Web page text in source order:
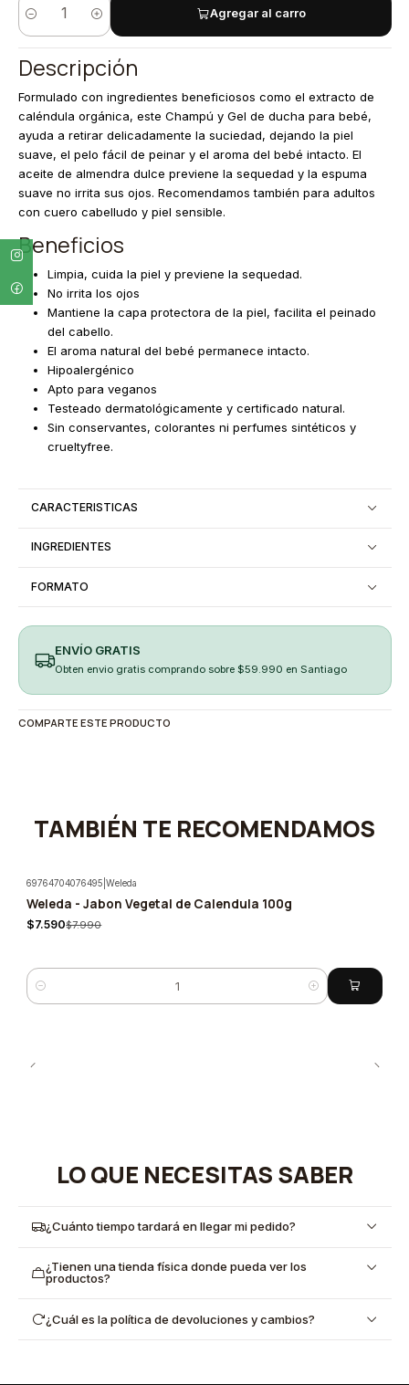
Cantidad
Agregar al carro
Descripción
Formulado con ingredientes beneficiosos como el extracto de
caléndula orgánica, este Champú y Gel de ducha para bebé,
ayuda a retirar delicadamente la suciedad, dejando la piel
suave, el pelo fácil de peinar y el aroma del bebé intacto. El
aceite de almendra dulce previene la sequedad y la espuma
suave no irrita sus ojos. Recomendamos también para adultos
con cuero cabelludo y piel sensible.
Beneficios
Limpia, cuida la piel y previene la sequedad.
No irrita los ojos
Mantiene la capa protectora de la piel, facilita el peinado
del cabello.
El aroma natural del bebé permanece intacto.
Hipoalergénico
Apto para veganos
Testeado dermatológicamente y certificado natural.
Sin conservantes, colorantes ni perfumes sintéticos y
crueltyfree.
CARACTERISTICAS
INGREDIENTES
FORMATO
ENVÍO GRATIS
Obten envio gratis comprando sobre $59.990 en Santiago
COMPARTE ESTE PRODUCTO
TAMBIÉN TE RECOMENDAMOS
-5%
69764704076495 |Weleda
Weleda - Jabon Vegetal de Calendula 100g
$7.590$7.990
Cantidad
LO QUE NECESITAS SABER
¿Cuánto tiempo tardará en llegar mi pedido?
¿Tienen una tienda física donde pueda ver los
productos?
¿Cuál es la política de devoluciones y cambios?